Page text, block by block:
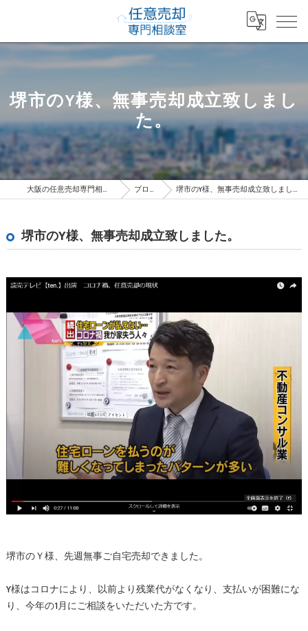
堺市のY様、無事売却成立致しまし
た。
大阪の任意売却専門相談室 ブログ 堺市のY様、無事売却成立致しました。
堺市のY様、無事売却成立致しました。
堺市のＹ様、先週無事ご自宅売却できました。
Y様はコロナにより、以前より残業代がなくなり、支払いが困難にな
り、今年の1月にご相談をいただいた方です。